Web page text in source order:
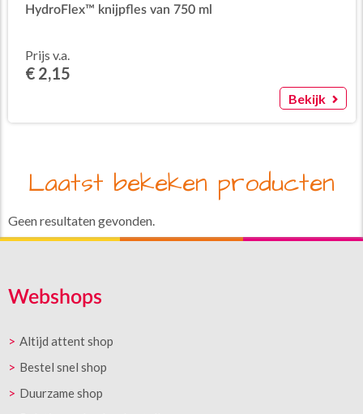
HydroFlex™ knijpfles van 750 ml
Prijs v.a.
€ 2,15
Bekijk
Laatst bekeken producten
Geen resultaten gevonden.
Webshops
Altijd attent shop
Bestel snel shop
Duurzame shop